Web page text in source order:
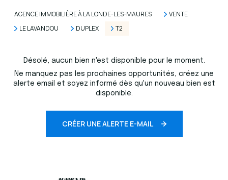
AGENCE IMMOBILIÈRE À LA LONDE-LES-MAURES
VENTE
LE LAVANDOU
DUPLEX T2
Désolé, aucun bien n'est disponible pour le moment.
Ne manquez pas les prochaines opportunités, créez une
alerte email et soyez informé dès qu'un nouveau bien est
disponible.
CRÉER UNE ALERTE E-MAIL